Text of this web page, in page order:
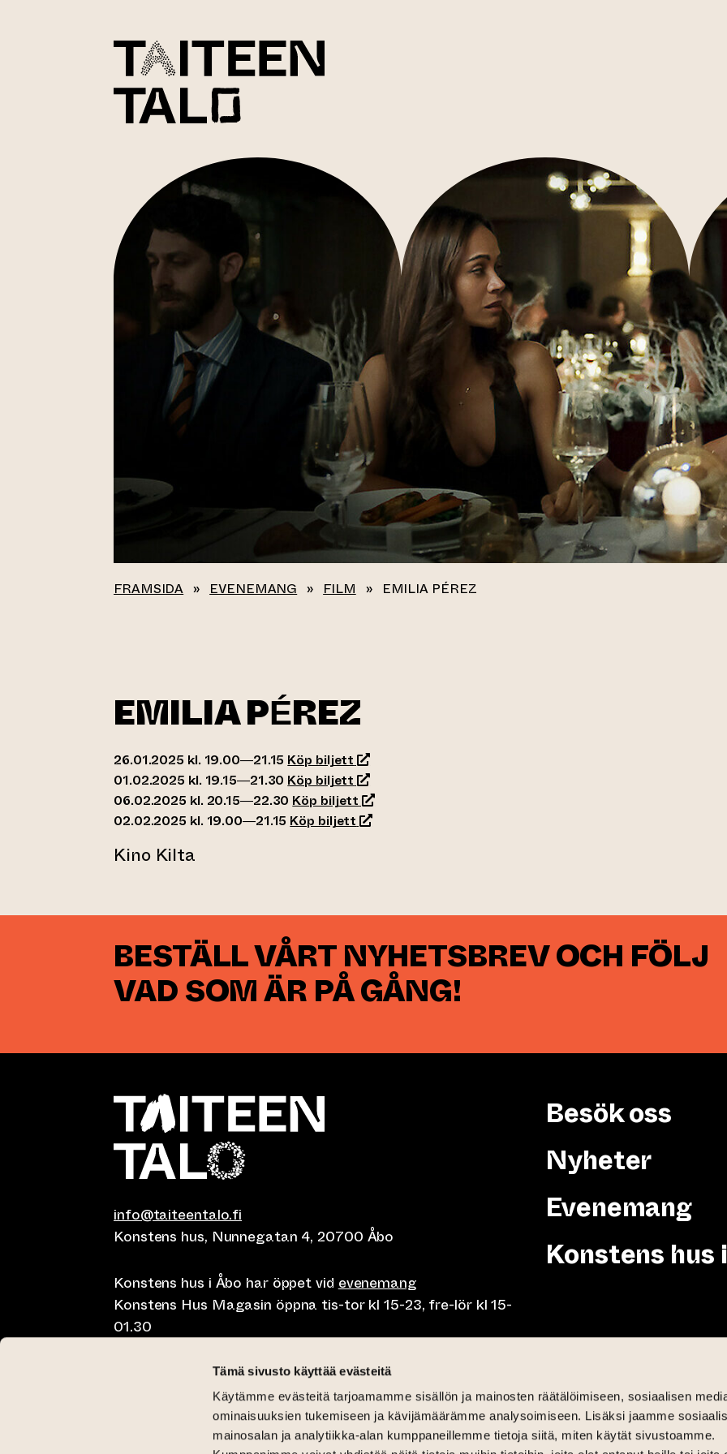
Tämä sivusto käyttää evästeitä
Käytämme evästeitä tarjoamamme sisällön ja mainosten räätälöimiseen, sosiaalisen
ominaisuuksien tukemiseen ja kävijämäärämme analysoimiseen. Lisäksi jaamme
mainosalan ja analytiikka-alan kumppaneillemme tietoja siitä, miten käytät sivustoamme.
FRAMSIDA » EVENEMANG » FILM » EMILIA PÉREZ
EMILIA PÉREZ
26.01.2025 kl. 19.00—21.15 Köp biljett (leder till annan webbtjänst)
01.02.2025 kl. 19.15—21.30 Köp biljett (leder till annan webbtjänst)
06.02.2025 kl. 20.15—22.30 Köp biljett (leder till annan webbtjänst)
02.02.2025 kl. 19.00—21.15 Köp biljett (leder till annan webbtjänst)
Kino Kilta
BESTÄLL VÅRT NYHETSBREV OCH FÖLJ
VAD SOM ÄR PÅ GÅNG!
info@taiteentalo.fi
Konstens hus, Nunnegatan 4, 20700 Åbo
Konstens hus i Åbo har öppet vid evenemang
Konstens Hus Magasin öppna tis-tor kl 15-23, fre-lör kl 15-
01.30
Café Elephanten sön-mån 10-20, tis-tor klo 10-23, fre-lör klo
Restaurangen Pegasus Taiteen talo mån-fre lunch 10.30-15,
lunch på lördag kl 11-15 och brunch på söndag 11-15
Besök oss
Nyheter
Evenemang
Konstens hus